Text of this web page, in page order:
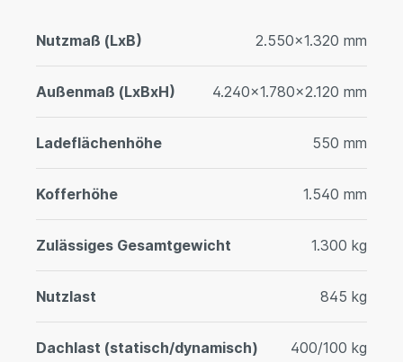
Nutzmaß (LxB) 2.550x1.320 mm
Außenmaß (LxBxH) 4.240x1.780x2.120 mm
Ladeflächenhöhe 550 mm
Kofferhöhe 1.540 mm
Zulässiges Gesamtgewicht 1.300 kg
Nutzlast 845 kg
Dachlast (statisch/dynamisch) 400/100 kg